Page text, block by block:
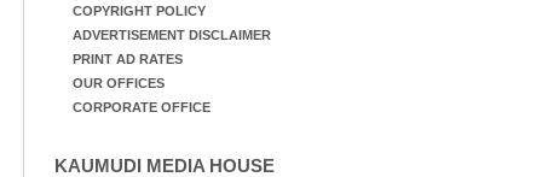
COPYRIGHT POLICY
ADVERTISEMENT DISCLAIMER
PRINT AD RATES
OUR OFFICES
CORPORATE OFFICE
KAUMUDI MEDIA HOUSE